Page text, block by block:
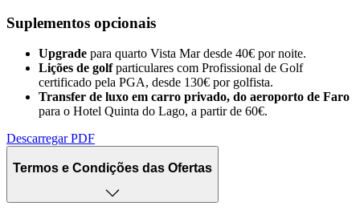
Suplementos opcionais
Upgrade para quarto Vista Mar desde 40€ por noite.
Lições de golfparticulares com Profissional de Golf
certificado pela PGA, desde 130€ por golfista.
Transfer de luxo em carro privado, do aeroporto de Faro
para o Hotel Quinta do Lago, a partir de 60€.
Descarregar PDF
Termos e Condições das Ofertas